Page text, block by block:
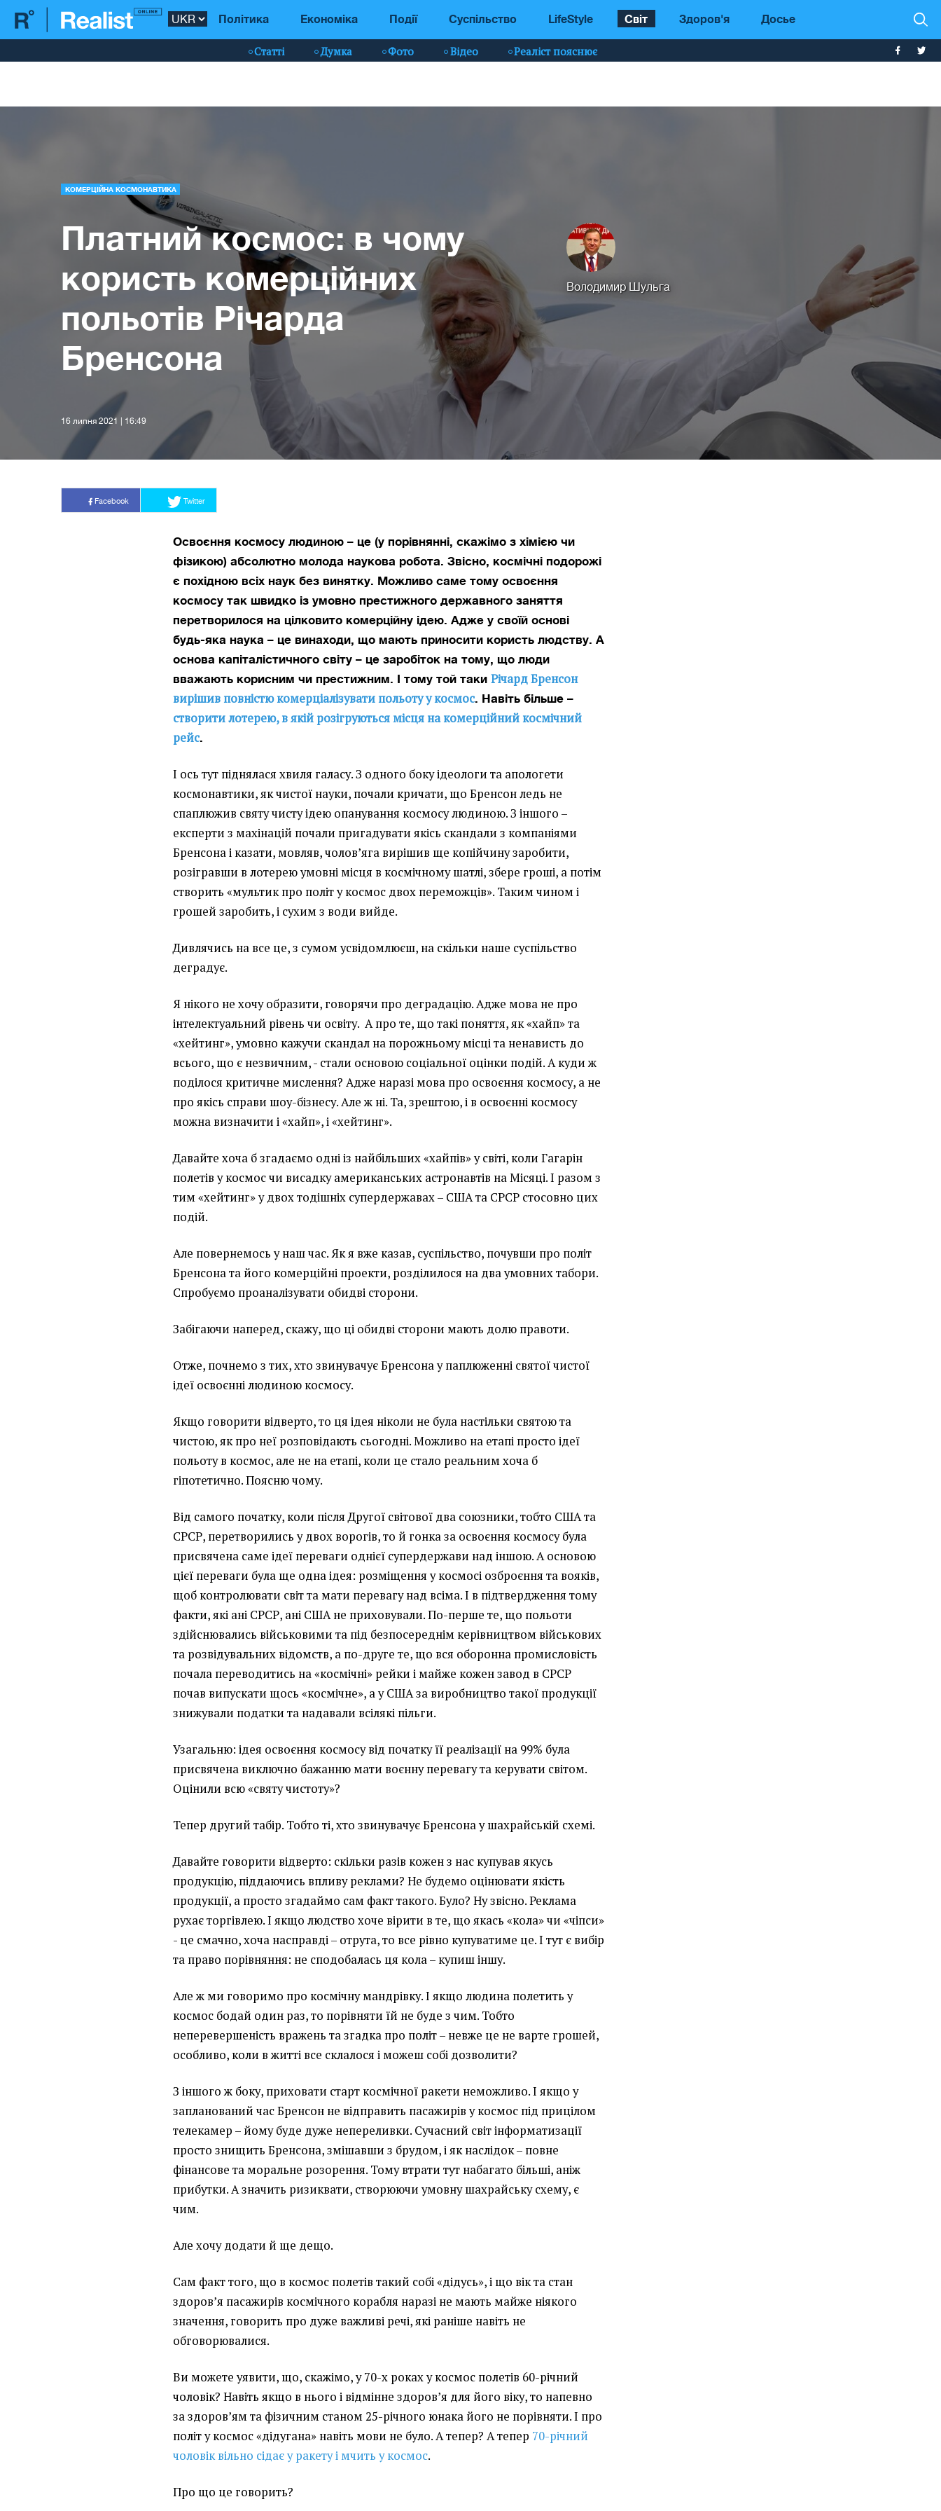
Політика Економіка Події Суспільство LifeStyle Світ Здоров'я Досье
Статті Думка Фото Відео Реаліст пояснює
КОМЕРЦІЙНА КОСМОНАВТИКА
Платний космос: в чому
користь комерційних
польотів Річарда
Бренсона
Володимир Шульга
16 липня 2021 | 16:49
Facebook Twitter
Освоєння космосу людиною – це (у порівнянні, скажімо з хімією чи
фізикою) абсолютно молода наукова робота. Звісно, космічні подорожі
є похідною всіх наук без винятку. Можливо саме тому освоєння
космосу так швидко із умовно престижного державного заняття
перетворилося на цілковито комерційну ідею. Адже у своїй основі
будь-яка наука – це винаходи, що мають приносити користь людству. А
основа капіталістичного світу – це заробіток на тому, що люди
вважають корисним чи престижним. І тому той такиРічард Бренсон
вирішив повністю комерціалізувати польоту у космос. Навіть більше –
створити лотерею, в якій розігруються місця на комерційний космічний
рейс.
І ось тут піднялася хвиля галасу. З одного боку ідеологи та апологети
космонавтики, як чистої науки, почали кричати, що Бренсон ледь не
спаплюжив святу чисту ідею опанування космосу людиною. З іншого –
експерти з махінацій почали пригадувати якісь скандали з компаніями
Бренсона і казати, мовляв, чолов’яга вирішив ще копійчину заробити,
розігравши в лотерею умовні місця в космічному шатлі, збере гроші, а потім
створить «мультик про політ у космос двох переможців». Таким чином і
грошей заробить, і сухим з води вийде.
Дивлячись на все це, з сумом усвідомлюєш, на скільки наше суспільство
деградує.
Я нікого не хочу образити, говорячи про деградацію. Адже мова не про
інтелектуальний рівень чи освіту. А про те, що такі поняття, як «хайп» та
«хейтинг», умовно кажучи скандал на порожньому місці та ненависть до
всього, що є незвичним, - стали основою соціальної оцінки подій. А куди ж
поділося критичне мислення? Адже наразі мова про освоєння космосу, а не
про якісь справи шоу-бізнесу. Але ж ні. Та, зрештою, і в освоєнні космосу
можна визначити і «хайп», і «хейтинг».
Давайте хоча б згадаємо одні із найбільших «хайпів» у світі, коли Гагарін
полетів у космос чи висадку американських астронавтів на Місяці. І разом з
тим «хейтинг» у двох тодішніх супердержавах – США та СРСР стосовно цих
подій.
Але повернемось у наш час. Як я вже казав, суспільство, почувши про політ
Бренсона та його комерційні проекти, розділилося на два умовних табори.
Спробуємо проаналізувати обидві сторони.
Забігаючи наперед, скажу, що ці обидві сторони мають долю правоти.
Отже, почнемо з тих, хто звинувачує Бренсона у паплюженні святої чистої
ідеї освоєнні людиною космосу.
Якщо говорити відверто, то ця ідея ніколи не була настільки святою та
чистою, як про неї розповідають сьогодні. Можливо на етапі просто ідеї
польоту в космос, але не на етапі, коли це стало реальним хоча б
гіпотетично. Поясню чому.
Від самого початку, коли після Другої світової два союзники, тобто США та
СРСР, перетворились у двох ворогів, то й гонка за освоєння космосу була
присвячена саме ідеї переваги однієї супердержави над іншою. А основою
цієї переваги була ще одна ідея: розміщення у космосі озброєння та вояків,
щоб контролювати світ та мати перевагу над всіма. І в підтвердження тому
факти, які ані СРСР, ані США не приховували. По-перше те, що польоти
здійснювались військовими та під безпосереднім керівництвом військових
та розвідувальних відомств, а по-друге те, що вся оборонна промисловість
почала переводитись на «космічні» рейки і майже кожен завод в СРСР
почав випускати щось «космічне», а у США за виробництво такої продукції
знижували податки та надавали всілякі пільги.
Узагальню: ідея освоєння космосу від початку її реалізації на 99% була
присвячена виключно бажанню мати воєнну перевагу та керувати світом.
Оцінили всю «святу чистоту»?
Тепер другий табір. Тобто ті, хто звинувачує Бренсона у шахрайській схемі.
Давайте говорити відверто: скільки разів кожен з нас купував якусь
продукцію, піддаючись впливу реклами? Не будемо оцінювати якість
продукції, а просто згадаймо сам факт такого. Було? Ну звісно. Реклама
рухає торгівлею. І якщо людство хоче вірити в те, що якась «кола» чи «чіпси»
- це смачно, хоча насправді – отрута, то все рівно купуватиме це. І тут є вибір
та право порівняння: не сподобалась ця кола – купиш іншу.
Але ж ми говоримо про космічну мандрівку. І якщо людина полетить у
космос бодай один раз, то порівняти їй не буде з чим. Тобто
неперевершеність вражень та згадка про політ – невже це не варте грошей,
особливо, коли в житті все склалося і можеш собі дозволити?
З іншого ж боку, приховати старт космічної ракети неможливо. І якщо у
запланований час Бренсон не відправить пасажирів у космос під прицілом
телекамер – йому буде дуже непереливки. Сучасний світ інформатизації
просто знищить Бренсона, змішавши з брудом, і як наслідок – повне
фінансове та моральне розорення. Тому втрати тут набагато більші, аніж
прибутки. А значить ризиквати, створюючи умовну шахрайську схему, є
чим.
Але хочу додати й ще дещо.
Сам факт того, що в космос полетів такий собі «дідусь», і що вік та стан
здоров’я пасажирів космічного корабля наразі не мають майже ніякого
значення, говорить про дуже важливі речі, які раніше навіть не
обговорювалися.
Ви можете уявити, що, скажімо, у 70-х роках у космос полетів 60-річний
чоловік? Навіть якщо в нього і відмінне здоров’я для його віку, то напевно
за здоров’ям та фізичним станом 25-річного юнака його не порівняти. І про
політ у космос «дідугана» навіть мови не було. А тепер? А тепер 70-річний
чоловік вільно сідає у ракету і мчить у космос.
Про що це говорить?